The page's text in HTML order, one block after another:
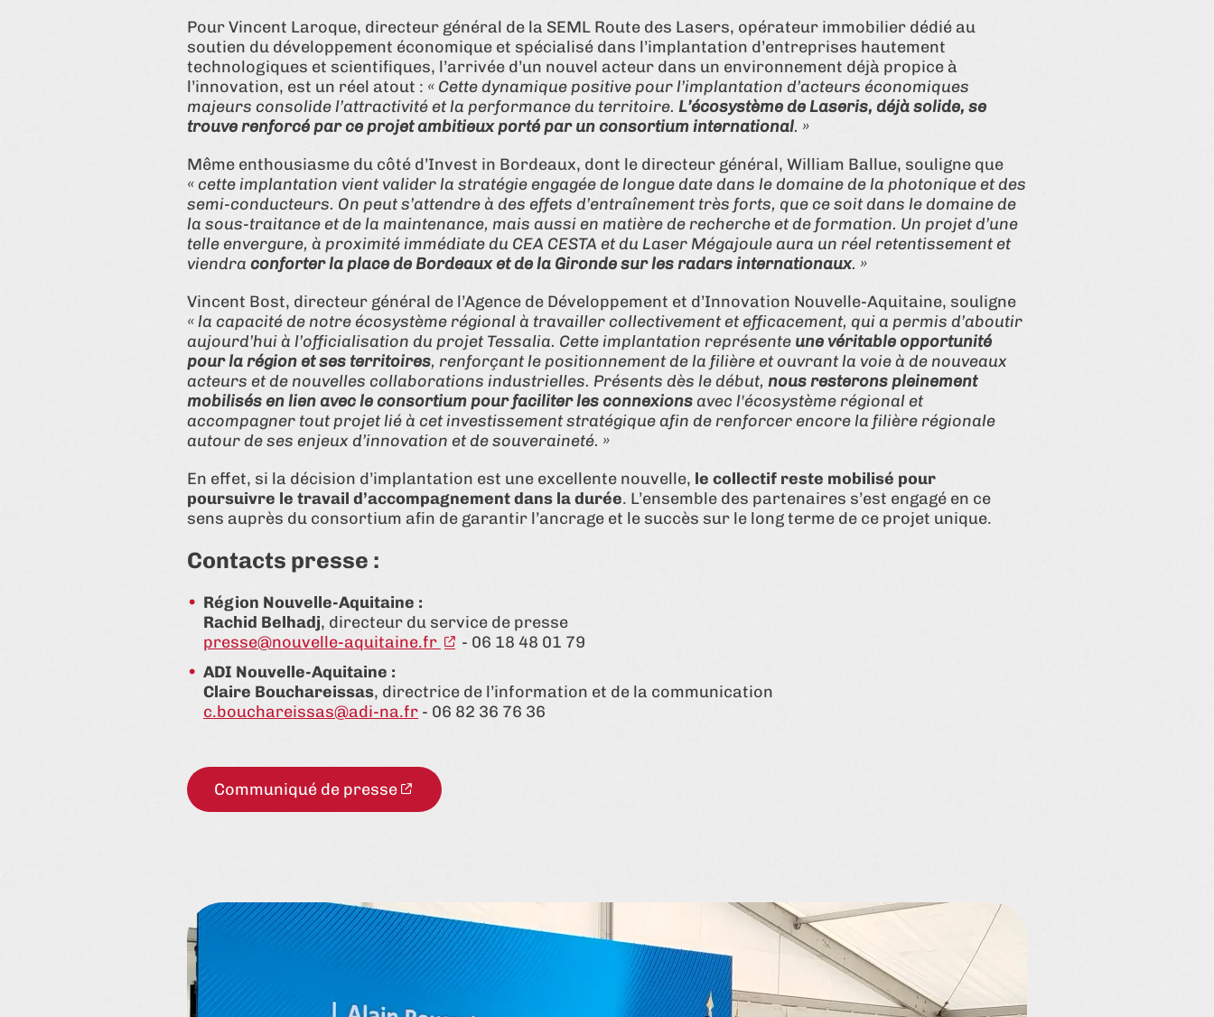
Pour Vincent Laroque, directeur général de la SEML Route des Lasers, opérateur immobilier dédié au
soutien du développement économique et spécialisé dans l’implantation d’entreprises hautement
technologiques et scientifiques, l’arrivée d’un nouvel acteur dans un environnement déjà propice à
l’innovation, est un réel atout : « Cette dynamique positive pour l’implantation d’acteurs économiques
majeurs consolide l’attractivité et la performance du territoire. L’écosystème de Laseris, déjà solide, se
trouve renforcé par ce projet ambitieux porté par un consortium international. »
Même enthousiasme du côté d’Invest in Bordeaux, dont le directeur général, William Ballue, souligne que
« cette implantation vient valider la stratégie engagée de longue date dans le domaine de la photonique et des
semi-conducteurs. On peut s’attendre à des effets d’entraînement très forts, que ce soit dans le domaine de
la sous-traitance et de la maintenance, mais aussi en matière de recherche et de formation. Un projet d’une
telle envergure, à proximité immédiate du CEA CESTA et du Laser Mégajoule aura un réel retentissement et
viendra conforter la place de Bordeaux et de la Gironde sur les radars internationaux. »
Vincent Bost, directeur général de l’Agence de Développement et d’Innovation Nouvelle-Aquitaine, souligne
« la capacité de notre écosystème régional à travailler collectivement et efficacement, qui a permis d’aboutir
aujourd’hui à l’officialisation du projet Tessalia. Cette implantation représente une véritable opportunité
pour la région et ses territoires, renforçant le positionnement de la filière et ouvrant la voie à de nouveaux
acteurs et de nouvelles collaborations industrielles. Présents dès le début, nous resterons pleinement
mobilisés en lien avec le consortium pour faciliter les connexionsavec l'écosystème régional et
accompagner tout projet lié à cet investissement stratégique afin de renforcer encore la filière régionale
autour de ses enjeux d’innovation et de souveraineté. »
En effet, si la décision d’implantation est une excellente nouvelle, le collectif reste mobilisé pour
poursuivre le travail d’accompagnement dans la durée. L’ensemble des partenaires s’est engagé en ce
sens auprès du consortium afin de garantir l’ancrage et le succès sur le long terme de ce projet unique.
Contacts presse :
Région Nouvelle-Aquitaine :
Rachid Belhadj, directeur du service de presse
presse@nouvelle-aquitaine.fr
- 06 18 48 01 79
ADI Nouvelle-Aquitaine :
Claire Bouchareissas, directrice de l’information et de la communication
c.bouchareissas@adi-na.fr - 06 82 36 76 36
Communiqué de presse